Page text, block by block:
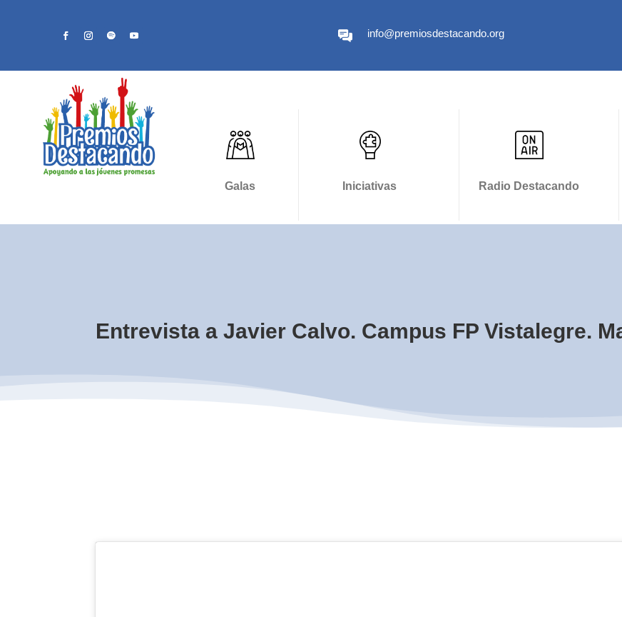
info@premiosdestacando.org
Galas Iniciativas Radio Destacando
Entrevista a Javier Calvo. Campus FP Vistalegre.